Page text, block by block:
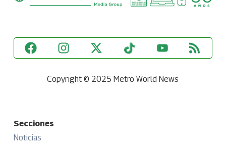
Copyright © 2025 Metro World News
Secciones
Noticias